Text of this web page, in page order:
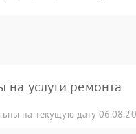
на услуги ремонта
на текущую дату